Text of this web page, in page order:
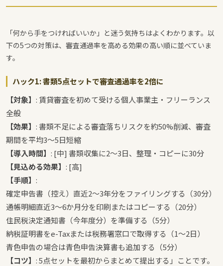
「何から手をつければいいか」と迷う気持ちはよくわかります。以
下の5つの対策は、審査通過率を高める効果の高い順に並べていま
す。
ハック1: 書類5点セットで審査通過率を2倍に
【対象】 : 賃貸審査を初めて受ける個人事業主・フリーランス
全般
【効果】 : 書類不足による審査落ちリスクを約50%削減、審査
期間を平均3〜5日短縮
【導入時間】 : [中] 書類収集に2〜3日、整理・コピーに30分
【見込める効果】 : [高]
【手順】 :
確定申告書（控え）直近2〜3年分をファイリングする（30分）
通帳明細直近3〜6か月分を印刷またはコピーする（20分）
住民税決定通知書（今年度分）を準備する（5分）
納税証明書をe-Taxまたは税務署窓口で取得する（1〜2日）
青色申告の場合は青色申告決算書も追加する（5分）
【コツ】 : 5点セットを最初からまとめて提出する」ことです。